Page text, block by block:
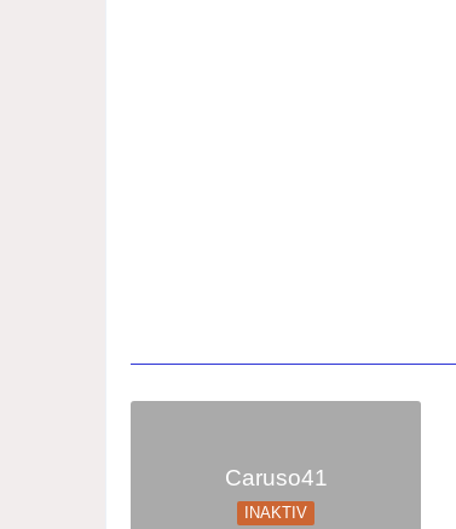
Caruso41
INAKTIV